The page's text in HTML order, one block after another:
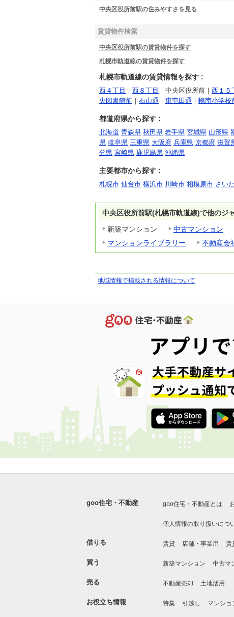
中央区役所前駅の住みやすさを見る
賃貸物件検索
中央区役所前駅の賃貸物件を探す
札幌市軌道線の賃貸物件を探す
札幌市軌道線の賃貸情報を探す :
西４丁目 ｜ 西８丁目 ｜中央区役所前｜ 西１５
央図書館前 ｜ 石山通 ｜ 東屯田通 ｜ 幌南小学校
都道府県から探す :
北海道 青森県 秋田県 岩手県 宮城県 山形県
県 岐阜県 三重県 大阪府 兵庫県 京都府 滋賀
分県 宮崎県 鹿児島県 沖縄県
主要都市から探す :
札幌市 仙台市 横浜市 川崎市 相模原市 さい
中央区役所前駅(札幌市軌道線)で他のジ
新築マンション
中古マンション
マンションライブラリー
不動産会
地域情報で掲載される情報について
goo住宅・不動産 goo住宅・不動産とは
個人情報の取り扱いにつ
借りる 賃貸 店舗・事業用 賃
買う 新築マンション 中古マ
売る 不動産売却 土地活用
お役立ち情報 特集 引越し マンショ